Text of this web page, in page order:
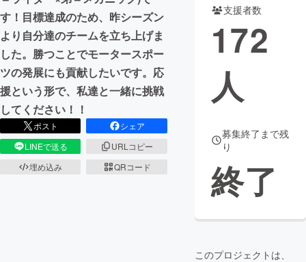
す！目標達成のため、昨シーズン
より自分達のチームを立ち上げま
した。勝つことでモータースポー
ツの発展にも貢献したいです。応
援という形で、私達と一緒に挑戦
してください！！
ポスト
シェア
LINEで送る
URLコピー
埋め込み
QRコード
支援者数
172
人
募集終了まで残
り
終了
このプロジェクトは、